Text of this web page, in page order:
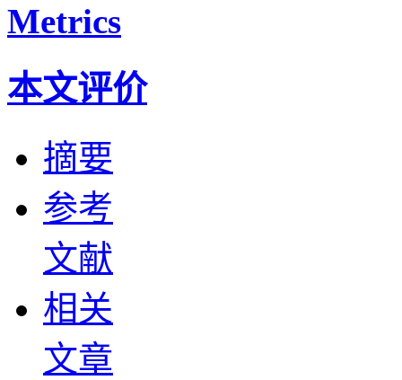
Metrics
本文评价
摘要
参考
文献
相关
文章